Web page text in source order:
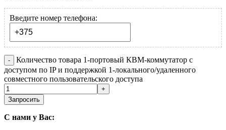
Введите номер телефона:
Количество товара 1-портовый КВМ-коммутатор с
доступом по IP и поддержкой 1-локального/удаленного
совместного пользовательского доступа
Запросить
С нами у Вас: